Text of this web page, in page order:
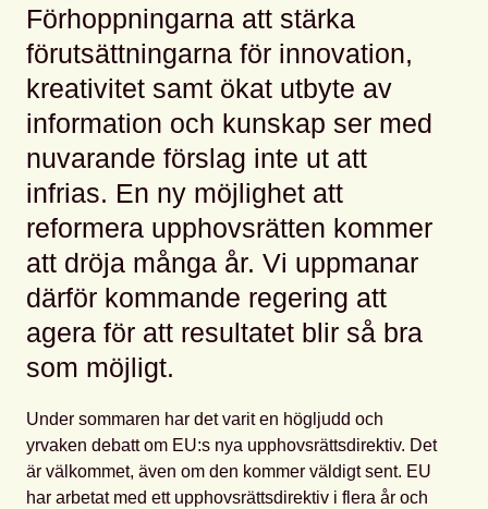
Förhoppningarna att stärka
förutsättningarna för innovation,
kreativitet samt ökat utbyte av
information och kunskap ser med
nuvarande förslag inte ut att
infrias. En ny möjlighet att
reformera upphovsrätten kommer
att dröja många år. Vi uppmanar
därför kommande regering att
agera för att resultatet blir så bra
som möjligt.
Under sommaren har det varit en högljudd och
yrvaken debatt om EU:s nya upphovsrättsdirektiv. Det
är välkommet, även om den kommer väldigt sent. EU
har arbetat med ett upphovsrättsdirektiv i flera år och